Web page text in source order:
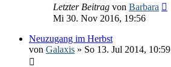
Letzter Beitrag von Barbara
Mi 30. Nov 2016, 19:56
Neuzugang im Herbst
von Galaxis » So 13. Jul 2014, 10:59